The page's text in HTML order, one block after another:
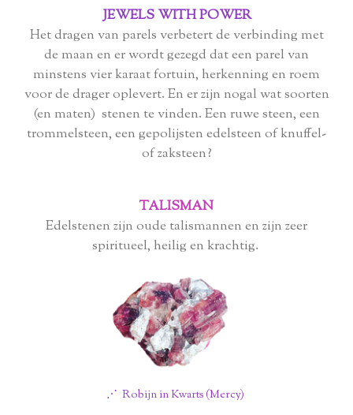
JEWELS WITH POWER
Het dragen van parels verbetert de verbinding met
de maan en er wordt gezegd dat een parel van
minstens vier karaat fortuin, herkenning en roem
voor de drager oplevert. En er zijn nogal wat soorten
(en maten) stenen te vinden. Een ruwe steen, een
trommelsteen, een gepolijsten edelsteen of knuffel-
of zaksteen?
TALISMAN
Edelstenen zijn oude talismannen en zijn zeer
spiritueel, heilig en krachtig.
⋰ Robijn in Kwarts (Mercy)